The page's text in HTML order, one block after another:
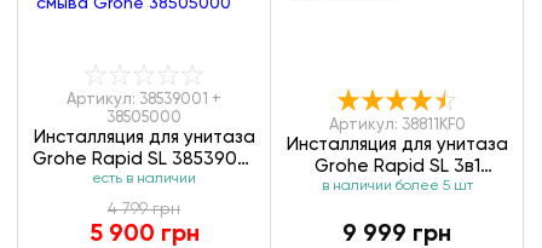
Артикул: 38539001 +
38505000
Инсталляция для унитаза
Grohe Rapid SL 38539001
+ клавиша смыва Grohe
38505000
есть в наличии
4 799 грн
5 900 грн
Артикул: 38811KF0
Инсталляция для унитаза
Grohe Rapid SL 3в1
38811KF0
в наличии более 5 шт
9 999 грн